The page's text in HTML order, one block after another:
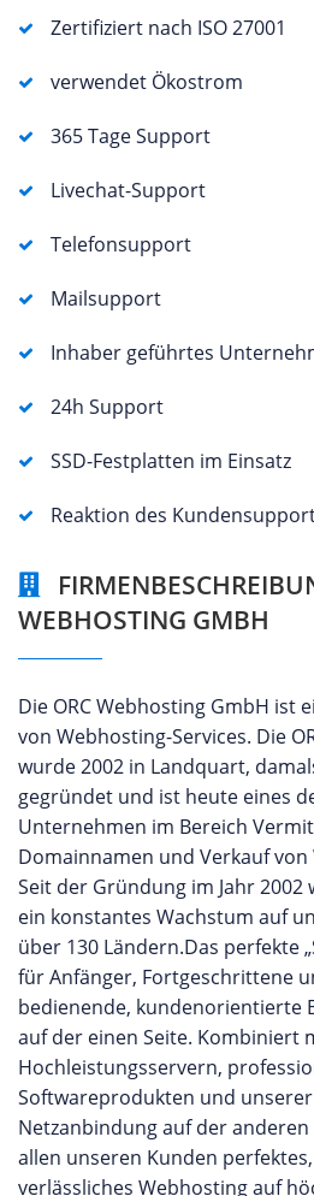
Zertifiziert nach ISO 27001
verwendet Ökostrom
365 Tage Support
Livechat-Support
Telefonsupport
Mailsupport
Inhaber geführtes
24h Support
SSD-Festplatten im Einsatz
Reaktion des
WEBHOSTING GMBH
Die ORC Webhosting GmbH ist
von Webhosting-Services. Die
wurde 2002 in Landquart,
gegründet und ist heute eines
Unternehmen im Bereich
Domainnamen und Verkauf von
Seit der Gründung im Jahr 2002
ein konstantes Wachstum auf
über 130 Ländern.Das perfekte
für Anfänger, Fortgeschrittene
bedienende, kundenorientierte
auf der einen Seite. Kombiniert
Hochleistungsservern,
Softwareprodukten und
Netzanbindung auf der anderen
allen unseren Kunden
verlässliches Webhosting auf